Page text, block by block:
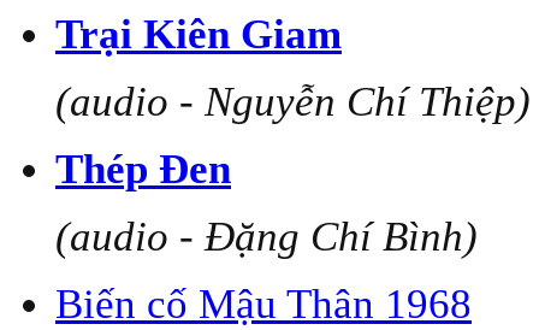
Trại Kiên Giam
(audio - Nguyễn Chí Thiệp)
Thép Đen
(audio - Đặng Chí Bình)
Biến cố Mậu Thân 1968